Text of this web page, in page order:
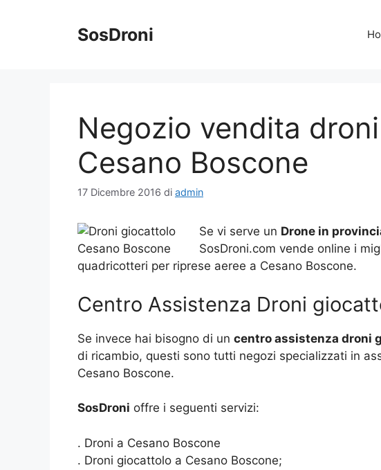
SosDroni
Negozio vendita
Cesano Boscone
17 Dicembre 2016 di admin
Se vi serve un Drone in
SosDroni.com vende online i
quadricotteri per riprese aeree a Cesano Boscone.
Centro Assistenza Droni
Se invece hai bisogno di un centro assistenza droni
di ricambio, questi sono tutti negozi specializzati in
Cesano Boscone.
SosDroni offre i seguenti servizi:
. Droni a Cesano Boscone
. Droni giocattolo a Cesano Boscone;